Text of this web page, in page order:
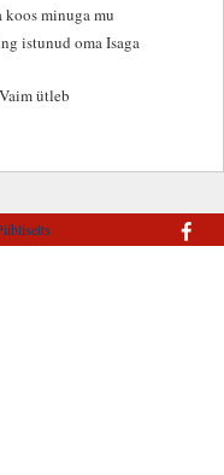
koos minuga mu
istunud oma Isaga
ütleb